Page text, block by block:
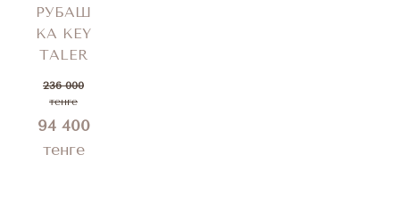
РУБАШ
КА KEY
TALER
236 000
тенге
94 400
тенге